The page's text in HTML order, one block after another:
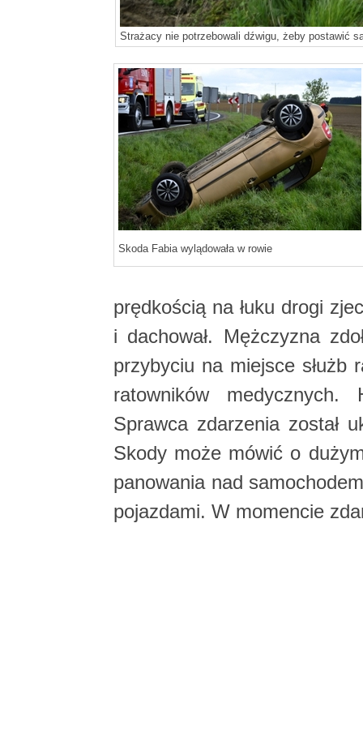
Strażacy nie potrzebowali dźwigu, żeby postawić
Skoda Fabia wylądowała w rowie
prędkością na łuku drogi
i dachował. Mężczyzna
przybyciu na miejsce służb
ratowników medycznych.
Sprawca zdarzenia został
Skody może mówić o
panowania nad
pojazdami. W momencie